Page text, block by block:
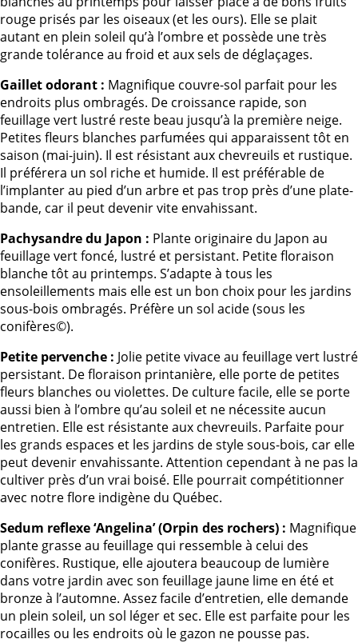
rouge prisés par les oiseaux (et les ours). Elle se plait
autant en plein soleil qu’à l’ombre et possède une très
grande tolérance au froid et aux sels de déglaçages.
Gaillet odorant : Magnifique couvre-sol parfait pour les
endroits plus ombragés. De croissance rapide, son
feuillage vert lustré reste beau jusqu’à la première neige.
Petites fleurs blanches parfumées qui apparaissent tôt en
saison (mai-juin). Il est résistant aux chevreuils et rustique.
Il préférera un sol riche et humide. Il est préférable de
l’implanter au pied d’un arbre et pas trop près d’une plate-
bande, car il peut devenir vite envahissant.
Pachysandre du Japon : Plante originaire du Japon au
feuillage vert foncé, lustré et persistant. Petite floraison
blanche tôt au printemps. S’adapte à tous les
ensoleillements mais elle est un bon choix pour les jardins
sous-bois ombragés. Préfère un sol acide (sous les
conifères©).
Petite pervenche : Jolie petite vivace au feuillage vert lustré
persistant. De floraison printanière, elle porte de petites
fleurs blanches ou violettes. De culture facile, elle se porte
aussi bien à l’ombre qu’au soleil et ne nécessite aucun
entretien. Elle est résistante aux chevreuils. Parfaite pour
les grands espaces et les jardins de style sous-bois, car elle
peut devenir envahissante. Attention cependant à ne pas la
cultiver près d’un vrai boisé. Elle pourrait compétitionner
avec notre flore indigène du Québec.
Sedum reflexe ‘Angelina’ (Orpin des rochers) : Magnifique
plante grasse au feuillage qui ressemble à celui des
conifères. Rustique, elle ajoutera beaucoup de lumière
dans votre jardin avec son feuillage jaune lime en été et
bronze à l’automne. Assez facile d’entretien, elle demande
un plein soleil, un sol léger et sec. Elle est parfaite pour les
rocailles ou les endroits où le gazon ne pousse pas.